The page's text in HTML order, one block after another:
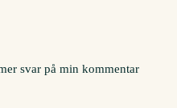
svar på min kommentar